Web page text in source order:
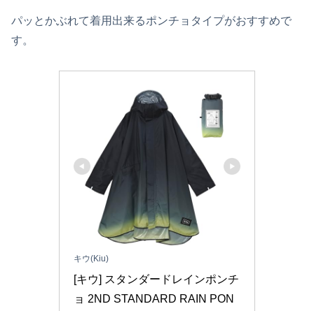
パッとかぶれて着用出来るポンチョタイプがおすすめで
す。
キウ(Kiu)
[キウ] スタンダードレインポンチ
ョ 2ND STANDARD RAIN PON